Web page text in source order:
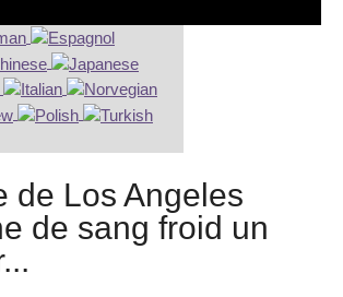
de Los Angeles
de sang froid un